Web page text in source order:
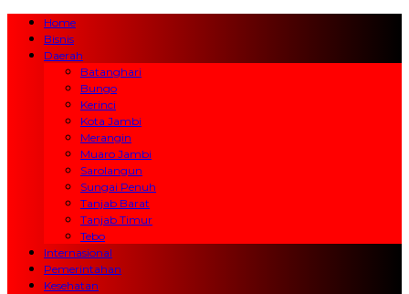
Home
Bisnis
Daerah
Batanghari
Bungo
Kerinci
Kota Jambi
Merangin
Muaro Jambi
Sarolangun
Sungai Penuh
Tanjab Barat
Tanjab Timur
Tebo
Internasional
Pemerintahan
Kesehatan